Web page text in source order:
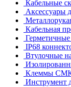
Кабельные
Аксессуары
Кабельная
IP68
Втулочные
Клеммы
Инструмент